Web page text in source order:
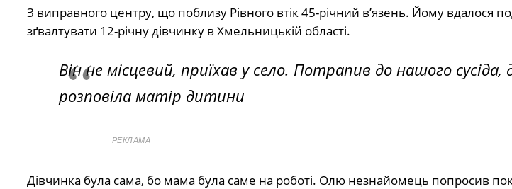
З виправного центру, що поблизу Рівного втік 45-річний в’язень. Йому вдалося
зґвалтувати 12-річну дівчинку в Хмельницькій області.
Він не місцевий, приїхав у село. Потрапив до нашого сусіда,
розповіла матір дитини
РЕКЛАМА
Дівчинка була сама, бо мама була саме на роботі. Олю незнайомець попросив